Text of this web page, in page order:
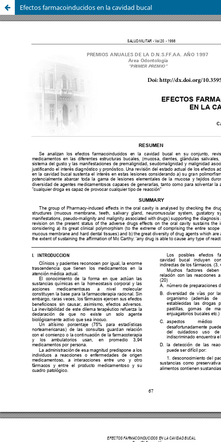
Efectos farmacoinducidos en la cavidad bucal